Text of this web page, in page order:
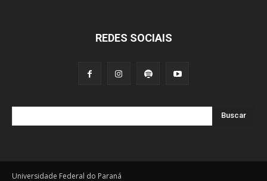
REDES SOCIAIS
Buscar
Universidade Federal do Paraná